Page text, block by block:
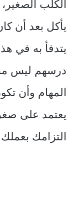
الكلب
يأكل بعد أن
يتدفأ به في
درسهم ليس
المهام وأن
يعتمد على
التزامك